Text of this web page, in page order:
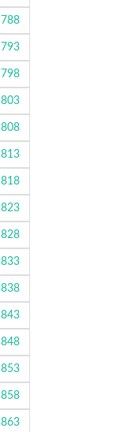
788
793
798
803
808
813
818
823
828
833
838
843
848
853
858
863